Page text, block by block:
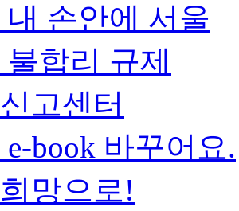
내 손안에 서울
불합리 규제
신고센터
e-book 바꾸어요.
희망으로!